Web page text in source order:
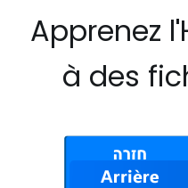
Apprenez
à des